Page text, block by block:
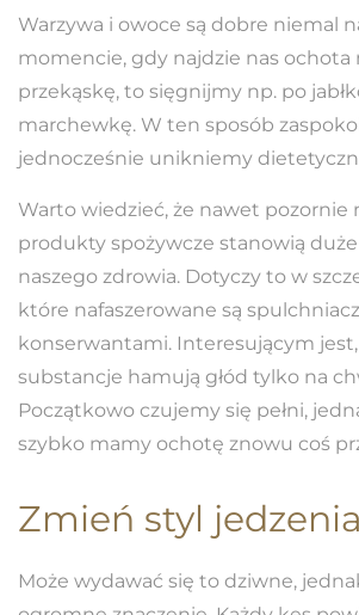
Warzywa i owoce są dobre niemal
momencie, gdy najdzie nas ochota
przekąskę, to sięgnijmy np. po
marchewkę. W ten sposób
jednocześnie unikniemy
Warto wiedzieć, że nawet pozornie
produkty spożywcze stanowią
naszego zdrowia. Dotyczy to w
które nafaszerowane są
konserwantami. Interesującym
substancje hamują głód tylko na
Początkowo czujemy się pełni,
szybko mamy ochotę znowu coś
Zmień styl jedzenia
Może wydawać się to dziwne,